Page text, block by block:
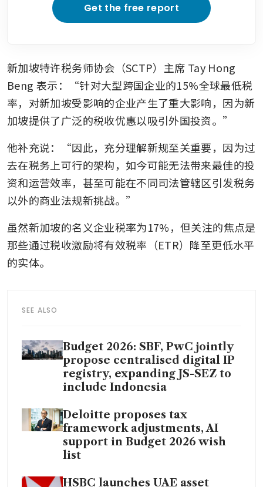
Get the free report
新加坡特许税务师协会（SCTP）主席 Tay Hong
Beng 表示：“针对大型跨国企业的15%全球最低税
率，对新加坡受影响的企业产生了重大影响，因为新
加坡提供了广泛的税收优惠以吸引外国投资。”
他补充说：“因此，充分理解新规至关重要，因为过
去在税务上可行的架构，如今可能无法带来最佳的投
资和运营效率，甚至可能在不同司法管辖区引发税务
以外的商业法规新挑战。”
虽然新加坡的名义企业税率为17%，但关注的焦点是
那些通过税收激励将有效税率（ETR）降至更低水平
的实体。
SEE ALSO
Budget 2026: SBF, PwC jointly
propose centralised digital IP
registry, expanding JS-SEZ to
include Indonesia
Deloitte proposes tax
framework adjustments, AI
support in Budget 2026 wish
list
HSBC launches UAE asset